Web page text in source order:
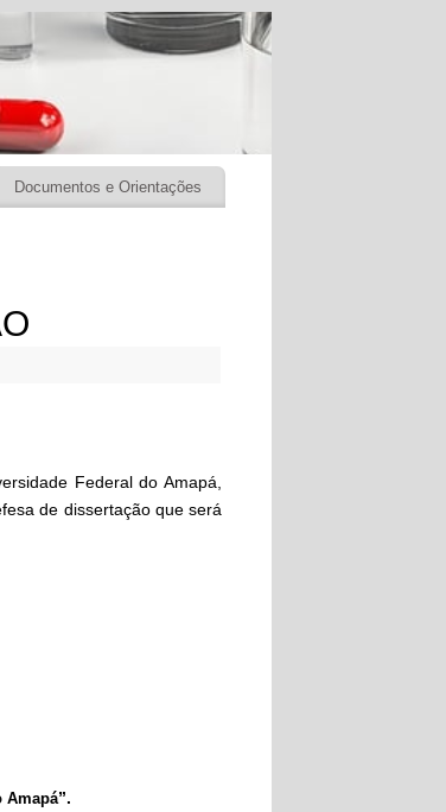
Documentos e Orientações
Federal do Amapá,
de dissertação que será
Amapá”.